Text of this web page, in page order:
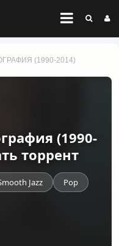
(1990-2014)
(1990-
торрент
Jazz Pop